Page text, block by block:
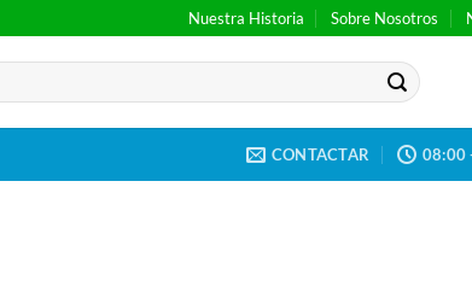
Nuestra Historia Sobre Nosotros
CONTACTAR 08:00